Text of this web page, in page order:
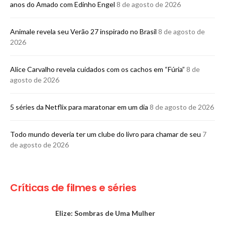
anos do Amado com Edinho Engel 8 de agosto de 2026
Animale revela seu Verão 27 inspirado no Brasil 8 de agosto de
2026
Alice Carvalho revela cuidados com os cachos em “Fúria” 8 de
agosto de 2026
5 séries da Netflix para maratonar em um dia 8 de agosto de 2026
Todo mundo deveria ter um clube do livro para chamar de seu 7
de agosto de 2026
Críticas de filmes e séries
Elize: Sombras de Uma Mulher